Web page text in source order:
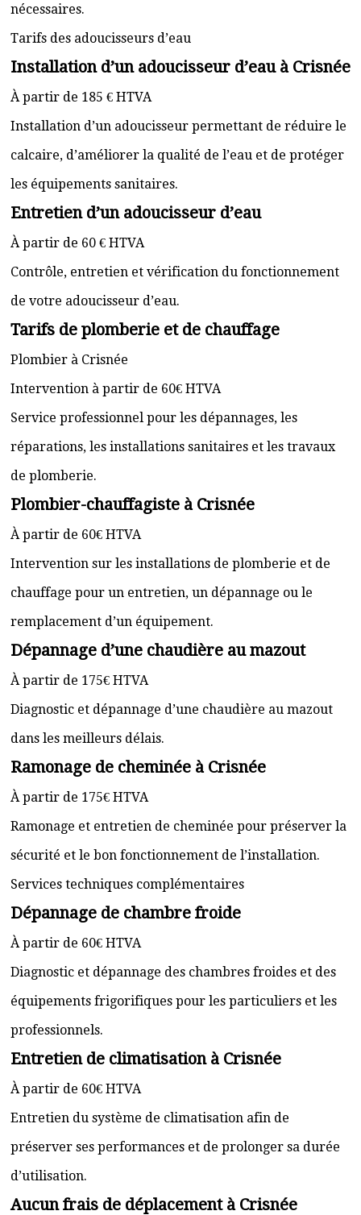
nécessaires.
Tarifs des adoucisseurs d’eau
Installation d’un adoucisseur d’eau à Crisnée
À partir de 185 € HTVA
Installation d’un adoucisseur permettant de réduire le
calcaire, d’améliorer la qualité de l’eau et de protéger
les équipements sanitaires.
Entretien d’un adoucisseur d’eau
À partir de 60 € HTVA
Contrôle, entretien et vérification du fonctionnement
de votre adoucisseur d’eau.
Tarifs de plomberie et de chauffage
Plombier à Crisnée
Intervention à partir de 60€ HTVA
Service professionnel pour les dépannages, les
réparations, les installations sanitaires et les travaux
de plomberie.
Plombier-chauffagiste à Crisnée
À partir de 60€ HTVA
Intervention sur les installations de plomberie et de
chauffage pour un entretien, un dépannage ou le
remplacement d’un équipement.
Dépannage d’une chaudière au mazout
À partir de 175€ HTVA
Diagnostic et dépannage d’une chaudière au mazout
dans les meilleurs délais.
Ramonage de cheminée à Crisnée
À partir de 175€ HTVA
Ramonage et entretien de cheminée pour préserver la
sécurité et le bon fonctionnement de l’installation.
Services techniques complémentaires
Dépannage de chambre froide
À partir de 60€ HTVA
Diagnostic et dépannage des chambres froides et des
équipements frigorifiques pour les particuliers et les
professionnels.
Entretien de climatisation à Crisnée
À partir de 60€ HTVA
Entretien du système de climatisation afin de
préserver ses performances et de prolonger sa durée
d’utilisation.
Aucun frais de déplacement à Crisnée